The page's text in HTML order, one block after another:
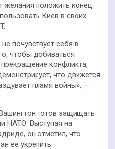
желания положить конец
Киев в своих
почувствует себя в
чтобы добиваться
конфликта,
что движется
пламя войны», —
готов защищать
НАТО. Выступая на
он отметил, что
ее укрепить.